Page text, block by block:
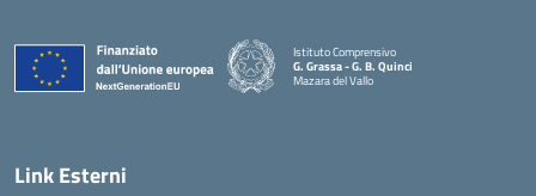
Istituto Comprensivo
G. Grassa - G. B. Quinci
Mazara del Vallo
Link Esterni